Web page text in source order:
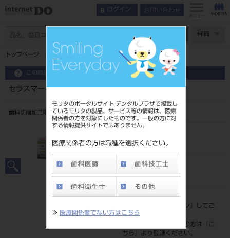
モリタのポータルサイト デンタルプラザで掲載し
ているモリタの製品、サービス等の情報は、医療
関係者の方を対象にしたものです。一般の方に対
する情報提供サイトではありません。
医療関係者の方は職種を選択ください。
≫ 医療関係者でない方はこちら
ログイン お問い合わせ
メニュー
詳細
トップページ セラスマート レイヤー 12 EL （5入） A3.5
この商品に関するお問い合わせ
セラスマート レイヤー 12 EL （5入） A3.5
歯科切削加工用レジン材料
206440047A3.5
JAN/EANコード
標準価格
ログイン
』してご
覧ください。
ネット会員登録がまだの方は『
こ
ちら
』より登録ください。